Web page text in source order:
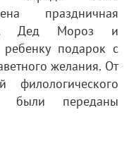
праздничная
Дед Мороз и
подарок с
желания. От
филологического
были переданы